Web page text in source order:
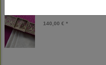
140,00 € *